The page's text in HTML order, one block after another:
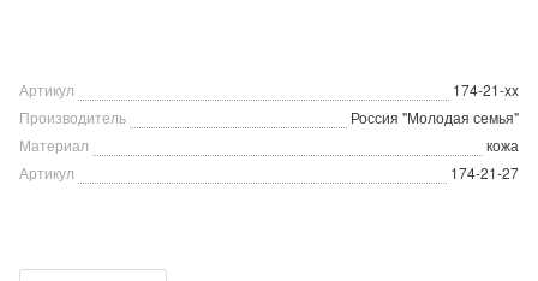
Артикул
174-21-xx
Производитель
Россия "Молодая семья"
Материал
кожа
Артикул
174-21-27